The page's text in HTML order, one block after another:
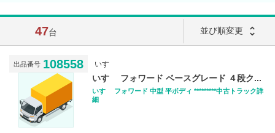
47台 並び順変更 unfold_more
出品番号 108558 いすゞ
いすゞ フォワード ベースグレード ４段ク...
いすゞ フォワード 中型 平ボディ *********中古トラック詳
細